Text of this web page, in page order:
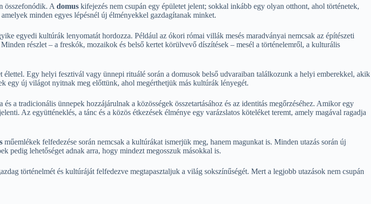
összefonódik. A domus kifejezés nem csupán egy épületet jelent; sokkal inkább egy olyan otthont, ahol történetek,
minden egyes lépésnél új élményekkel gazdagítanak minket.
egyedi kultúrák lenyomatát hordozza. Például az ókori római villák mesés maradványai nemcsak az építészeti
részlet – a freskók, mozaikok és belső kertet körülvevő díszítések – mesél a történelemről, a kulturális
Egy helyi fesztivál vagy ünnepi rituálé során a domusok belső udvaraiban találkozunk a helyi emberekkel, akik
egy új világot nyitnak meg előttünk, ahol megérthetjük más kultúrák lényegét.
a tradicionális ünnepek hozzájárulnak a közösségek összetartásához és az identitás megőrzéséhez. Amikor egy
Az együtténeklés, a tánc és a közös étkezések élménye egy varázslatos köteléket teremt, amely magával ragadja
műemlékek felfedezése során nemcsak a kultúrákat ismerjük meg, hanem magunkat is. Minden utazás során új
pedig lehetőséget adnak arra, hogy mindezt megosszuk másokkal is.
történelmét és kultúráját felfedezve megtapasztaljuk a világ sokszínűségét. Mert a legjobb utazások nem csupán